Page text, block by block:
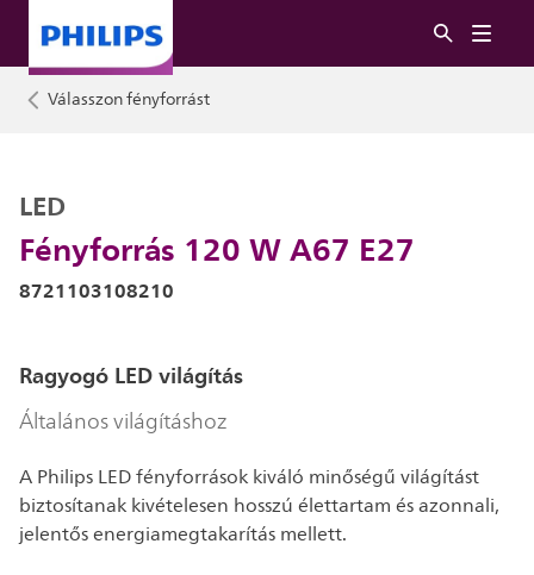
Válasszon fényforrást
Fényforrás 120 W A67 E27
LED
8721103108210
Ragyogó LED világítás
Általános világításhoz
A Philips LED fényforrások kiváló minőségű világítást
biztosítanak kivételesen hosszú élettartam és azonnali,
jelentős energiamegtakarítás mellett.